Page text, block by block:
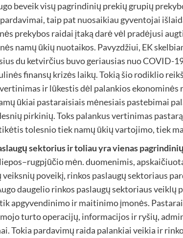
beveik visų pagrindinių prekių grupių
taip pat nuosaikiau gyventojai
prekybos raidai įtaką darė vėl pradėjusi
namų ūkių nuotaikos. Pavyzdžiui, EK
du ketvirčius buvo geriausias nuo COVID-
finansų krizės laikų. Tokią šio rodiklio
ir lūkestis dėl palankios
ūkiai pastaraisiais mėnesiais pastebimai
pirkinių. Toks palankus vertinimas
tolesnio tiek namų ūkių vartojimo, tiek
sektorius ir toliau yra vienas
mėn. duomenimis,
veiksnių poveikį, rinkos paslaugų sektoriaus
daugelio rinkos paslaugų sektoriaus veiklų
apgyvendinimo ir maitinimo įmonės.
turto operacijų, informacijos ir ryšių,
Tokia pardavimų raida palankiai veikia ir